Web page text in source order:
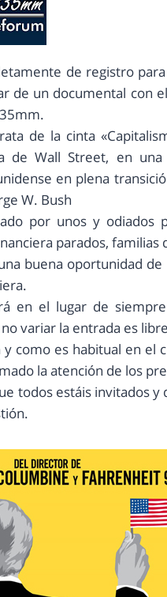
de registro
de un documental con
de la cinta
de Wall Street, en
en plena
W. Bush
por unos y
parados,
buena oportunidad
en el lugar de
variar la entrada es
y como es habitual en
la atención de los
todos estáis invitados